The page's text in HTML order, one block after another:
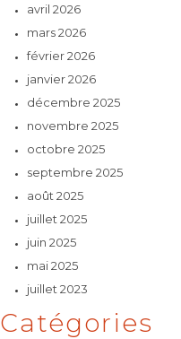
avril 2026
mars 2026
février 2026
janvier 2026
décembre 2025
novembre 2025
octobre 2025
septembre 2025
août 2025
juillet 2025
juin 2025
mai 2025
juillet 2023
Catégories